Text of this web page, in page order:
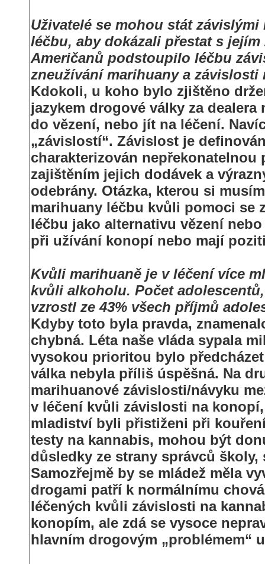
Uživatelé se mohou stát
léčbu, aby dokázali přestat s jejím
Američanů podstoupilo léčbu
zneužívání marihuany a závislosti
Kdokoli, u koho bylo zjištěno
jazykem drogové války za
do vězení, nebo jít na léčení.
„závislostí“. Závislost je
charakterizován
zajištěním jejich dodávek a
odebrány. Otázka, kterou si
marihuany léčbu kvůli pomoci se
léčbu jako alternativu vězení
při užívání konopí nebo mají
Kvůli marihuaně je v léčení více
kvůli alkoholu. Počet
vzrostl ze 43% všech příjmů
Kdyby toto byla pravda,
chybná. Léta naše vláda sypala
vysokou prioritou bylo
válka nebyla příliš úspěšná. Na
marihuanové závislosti/návyku
v léčení kvůli závislosti na
mladiství byli přistiženi při
testy na kannabis, mohou být
důsledky ze strany správců
Samozřejmě by se mládež měla
drogami patří k normálnímu
léčených kvůli závislosti na
konopím, ale zdá se vysoce
hlavním drogovým „problémem“